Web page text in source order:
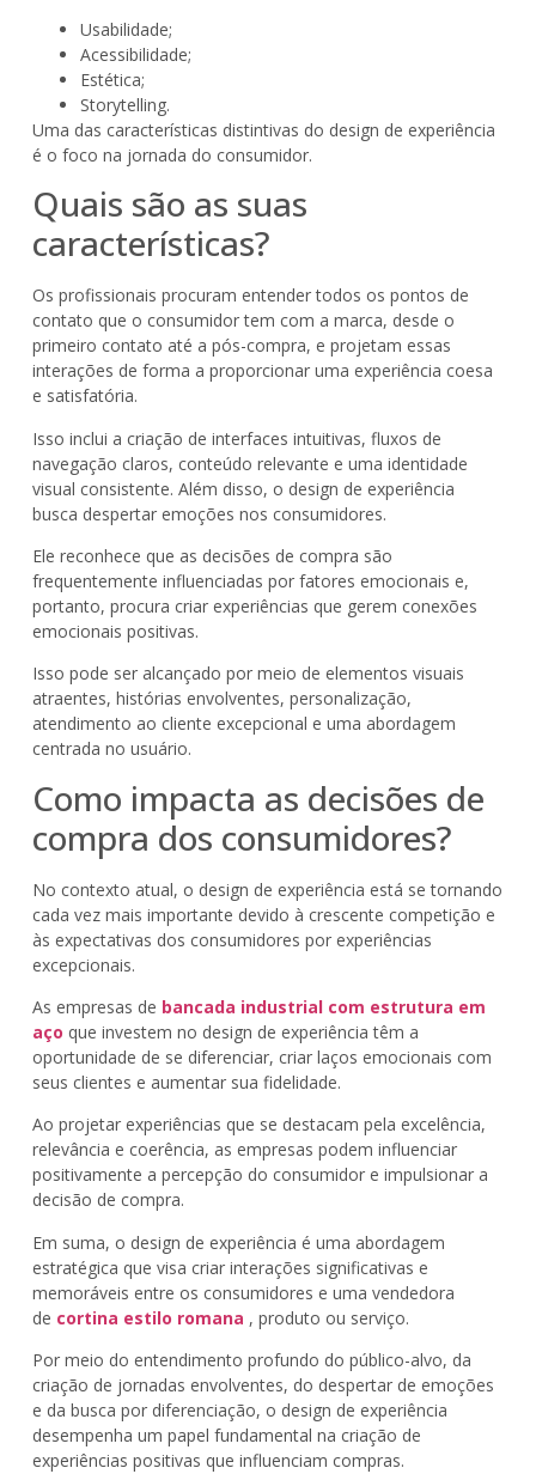
Usabilidade;
Acessibilidade;
Estética;
Storytelling.
Uma das características distintivas do design de experiência
é o foco na jornada do consumidor.
Quais são as suas
características?
Os profissionais procuram entender todos os pontos de
contato que o consumidor tem com a marca, desde o
primeiro contato até a pós-compra, e projetam essas
interações de forma a proporcionar uma experiência coesa
e satisfatória.
Isso inclui a criação de interfaces intuitivas, fluxos de
navegação claros, conteúdo relevante e uma identidade
visual consistente. Além disso, o design de experiência
busca despertar emoções nos consumidores.
Ele reconhece que as decisões de compra são
frequentemente influenciadas por fatores emocionais e,
portanto, procura criar experiências que gerem conexões
emocionais positivas.
Isso pode ser alcançado por meio de elementos visuais
atraentes, histórias envolventes, personalização,
atendimento ao cliente excepcional e uma abordagem
centrada no usuário.
Como impacta as decisões de
compra dos consumidores?
No contexto atual, o design de experiência está se tornando
cada vez mais importante devido à crescente competição e
às expectativas dos consumidores por experiências
excepcionais.
As empresas de bancada industrial com estrutura em
aço que investem no design de experiência têm a
oportunidade de se diferenciar, criar laços emocionais com
seus clientes e aumentar sua fidelidade.
Ao projetar experiências que se destacam pela excelência,
relevância e coerência, as empresas podem influenciar
positivamente a percepção do consumidor e impulsionar a
decisão de compra.
Em suma, o design de experiência é uma abordagem
estratégica que visa criar interações significativas e
memoráveis entre os consumidores e uma vendedora
de cortina estilo romana , produto ou serviço.
Por meio do entendimento profundo do público-alvo, da
criação de jornadas envolventes, do despertar de emoções
e da busca por diferenciação, o design de experiência
desempenha um papel fundamental na criação de
experiências positivas que influenciam compras.